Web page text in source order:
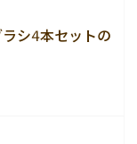
シ4本セットの